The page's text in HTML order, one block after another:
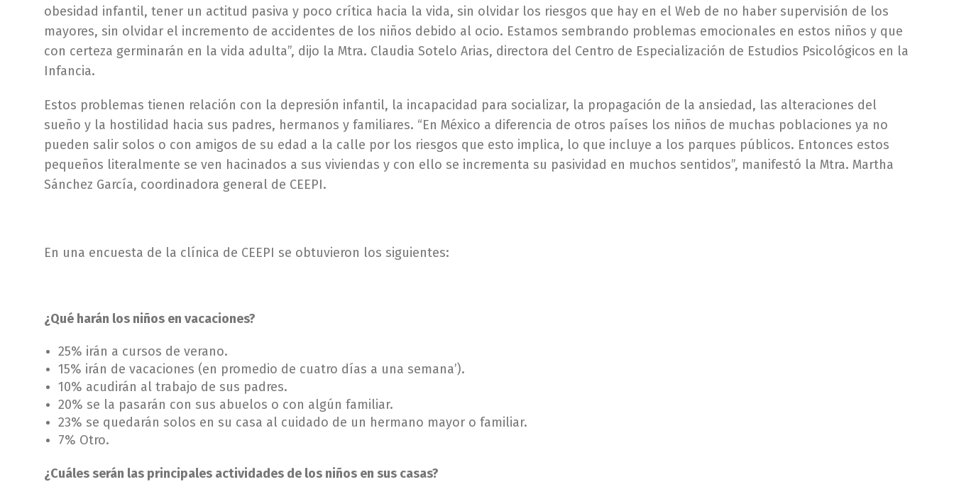
obesidad infantil, tener un actitud pasiva y poco crítica hacia la vida, sin olvidar los riesgos que hay en el Web de no haber supervisión de los
mayores, sin olvidar el incremento de accidentes de los niños debido al ocio. Estamos sembrando problemas emocionales en estos niños y que
con certeza germinarán en la vida adulta”, dijo la Mtra. Claudia Sotelo Arias, directora del Centro de Especialización de Estudios Psicológicos en la
Infancia.
Estos problemas tienen relación con la depresión infantil, la incapacidad para socializar, la propagación de la ansiedad, las alteraciones del
sueño y la hostilidad hacia sus padres, hermanos y familiares. “En México a diferencia de otros países los niños de muchas poblaciones ya no
pueden salir solos o con amigos de su edad a la calle por los riesgos que esto implica, lo que incluye a los parques públicos. Entonces estos
pequeños literalmente se ven hacinados a sus viviendas y con ello se incrementa su pasividad en muchos sentidos”, manifestó la Mtra. Martha
Sánchez García, coordinadora general de CEEPI.
En una encuesta de la clínica de CEEPI se obtuvieron los siguientes:
¿Qué harán los niños en vacaciones?
25% irán a cursos de verano.
15% irán de vacaciones (en promedio de cuatro días a una semana’).
10% acudirán al trabajo de sus padres.
20% se la pasarán con sus abuelos o con algún familiar.
23% se quedarán solos en su casa al cuidado de un hermano mayor o familiar.
7% Otro.
¿Cuáles serán las principales actividades de los niños en sus casas?